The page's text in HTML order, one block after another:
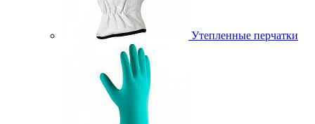
Утепленные перчатки